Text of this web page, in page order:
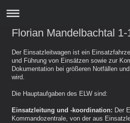
Florian Mandelbachtal 1-
Der Einsatzleitwagen ist ein
und Führung von Einsätzen sowie zur
Dokumentation bei größeren Notfällen
wird.
Die Hauptaufgaben des ELW sind:
Einsatzleitung und -koordination: Der
Kommandozentrale, von der aus